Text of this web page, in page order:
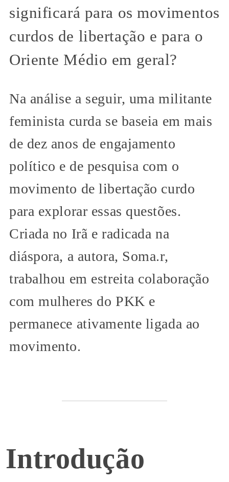
significará para os movimentos
curdos de libertação e para o
Oriente Médio em geral?
Na análise a seguir, uma militante
feminista curda se baseia em mais
de dez anos de engajamento
político e de pesquisa com o
movimento de libertação curdo
para explorar essas questões.
Criada no Irã e radicada na
diáspora, a autora, Soma.r,
trabalhou em estreita colaboração
com mulheres do PKK e
permanece ativamente ligada ao
movimento.
Introdução